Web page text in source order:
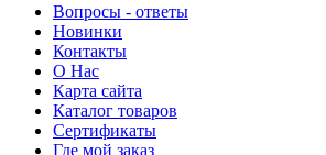
Вопросы - ответы
Новинки
Контакты
О Нас
Карта сайта
Каталог товаров
Сертификаты
Где мой заказ